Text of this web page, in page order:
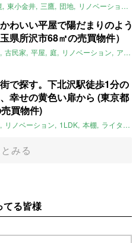
東小金井 三鷹 団地 リノベーション
わいい平屋で陽だまりのよう
県所沢市68㎡の売買物件）
古民家 平屋 庭 リノベーション アメリカンハウス
で探す。下北沢駅徒歩1分の
幸せの黄色い扉から (東京都
買物件)
リノベーション 1LDK 本棚 ライター：ほしりょうこ
みる
てる皆様